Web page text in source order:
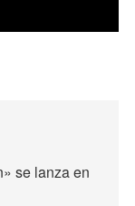
se lanza en